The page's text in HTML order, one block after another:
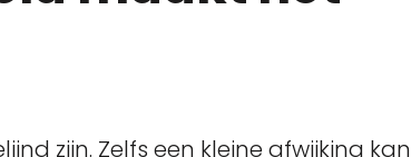
zijn. Zelfs een kleine afwijking kan